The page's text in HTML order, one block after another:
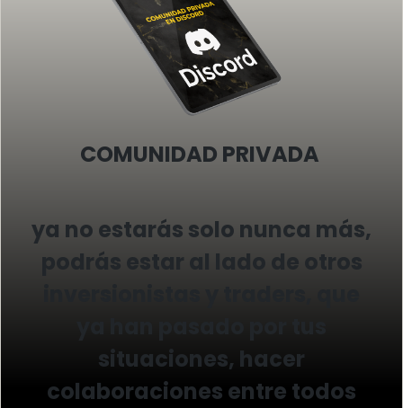
COMUNIDAD PRIVADA
ya no estarás solo nunca más,
podrás estar al lado de otros
situaciones, hacer
colaboraciones entre todos